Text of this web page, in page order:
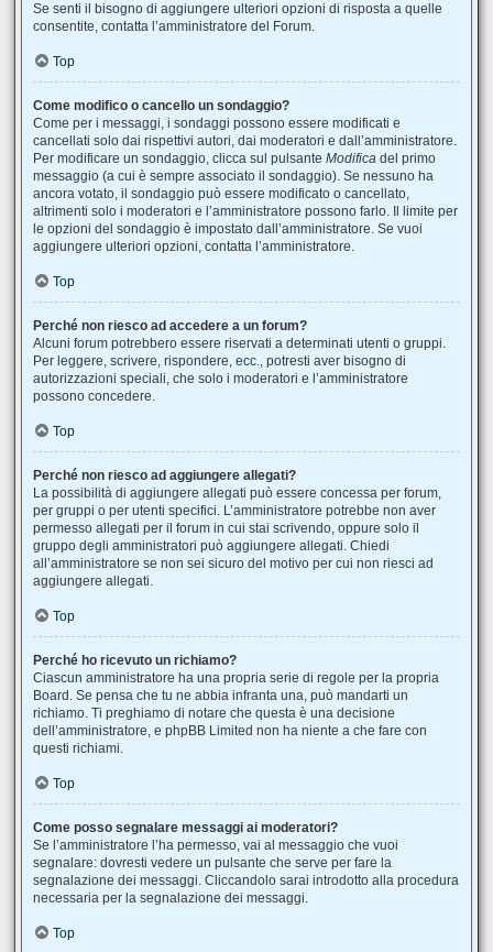
Se senti il bisogno di aggiungere ulteriori opzioni di risposta a quelle
consentite, contatta l’amministratore del Forum.
Top
Come modifico o cancello un sondaggio?
Come per i messaggi, i sondaggi possono essere modificati e
cancellati solo dai rispettivi autori, dai moderatori e dall’amministratore.
Per modificare un sondaggio, clicca sul pulsante Modifica del primo
messaggio (a cui è sempre associato il sondaggio). Se nessuno ha
ancora votato, il sondaggio può essere modificato o cancellato,
altrimenti solo i moderatori e l’amministratore possono farlo. Il limite per
le opzioni del sondaggio è impostato dall’amministratore. Se vuoi
aggiungere ulteriori opzioni, contatta l’amministratore.
Top
Perché non riesco ad accedere a un forum?
Alcuni forum potrebbero essere riservati a determinati utenti o gruppi.
Per leggere, scrivere, rispondere, ecc., potresti aver bisogno di
autorizzazioni speciali, che solo i moderatori e l’amministratore
possono concedere.
Top
Perché non riesco ad aggiungere allegati?
La possibilità di aggiungere allegati può essere concessa per forum,
per gruppi o per utenti specifici. L’amministratore potrebbe non aver
permesso allegati per il forum in cui stai scrivendo, oppure solo il
gruppo degli amministratori può aggiungere allegati. Chiedi
all’amministratore se non sei sicuro del motivo per cui non riesci ad
aggiungere allegati.
Top
Perché ho ricevuto un richiamo?
Ciascun amministratore ha una propria serie di regole per la propria
Board. Se pensa che tu ne abbia infranta una, può mandarti un
richiamo. Ti preghiamo di notare che questa è una decisione
dell’amministratore, e phpBB Limited non ha niente a che fare con
questi richiami.
Top
Come posso segnalare messaggi ai moderatori?
Se l’amministratore l’ha permesso, vai al messaggio che vuoi
segnalare: dovresti vedere un pulsante che serve per fare la
segnalazione dei messaggi. Cliccandolo sarai introdotto alla procedura
necessaria per la segnalazione dei messaggi.
Top